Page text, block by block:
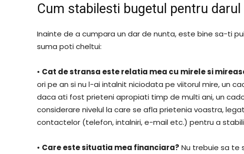
Cum stabilesti bugetul pentru darul
Inainte de a cumpara un dar de nunta, este bine sa-ti
suma poti cheltui:
• Cat de stransa este relatia mea cu mirele si
ori pe an si nu l-ai intalnit niciodata pe viitorul mire, un
daca ati fost prieteni apropiati timp de multi ani, un
considerare nivelul la care se afla prietenia voastra,
contactelor (telefon, intalniri, e-mail etc.) pentru a
• Care este situatia mea financiara? Nu trebuie sa te